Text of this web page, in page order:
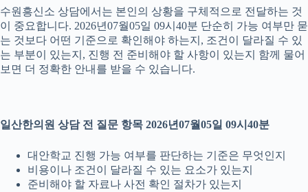
수원흥신소 상담에서는 본인의 상황을 구체적으로 전달하는 것
이 중요합니다. 2026년07월05일 09시40분 단순히 가능 여부만 묻
는 것보다 어떤 기준으로 확인해야 하는지, 조건이 달라질 수 있
는 부분이 있는지, 진행 전 준비해야 할 사항이 있는지 함께 물어
보면 더 정확한 안내를 받을 수 있습니다.
일산한의원 상담 전 질문 항목 2026년07월05일 09시40분
대안학교 진행 가능 여부를 판단하는 기준은 무엇인지
비용이나 조건이 달라질 수 있는 요소가 있는지
준비해야 할 자료나 사전 확인 절차가 있는지